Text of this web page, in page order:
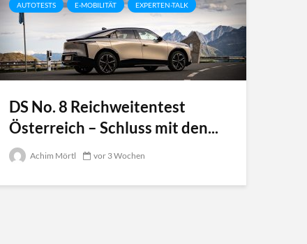
AUTOTESTS E-MOBILITÄT EXPERTEN-TALK
DS No. 8 Reichweitentest
Österreich – Schluss mit den...
Achim Mörtl vor 3 Wochen